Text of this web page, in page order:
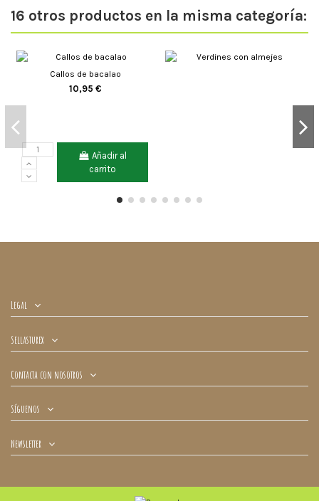
16 otros productos en la misma categoría:
Callos de bacalao
10,95 €
Añadir al
carrito
Legal
Sellasturex
Contacta con nosotros
Síguenos
Newsletter